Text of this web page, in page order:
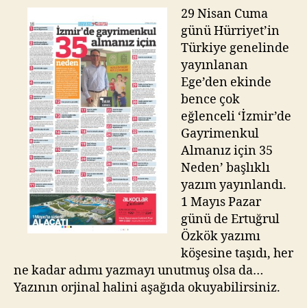
Almanız
için
35
Neden!
29 Nisan Cuma
günü Hürriyet’in
Türkiye genelinde
yayınlanan
Ege’den ekinde
bence çok
eğlenceli ‘İzmir’de
Gayrimenkul
Almanız için 35
Neden’ başlıklı
yazım yayınlandı.
1 Mayıs Pazar
günü de Ertuğrul
Özkök yazımı
köşesine taşıdı, her
ne kadar adımı yazmayı unutmuş olsa da…
Yazının orjinal halini aşağıda okuyabilirsiniz.